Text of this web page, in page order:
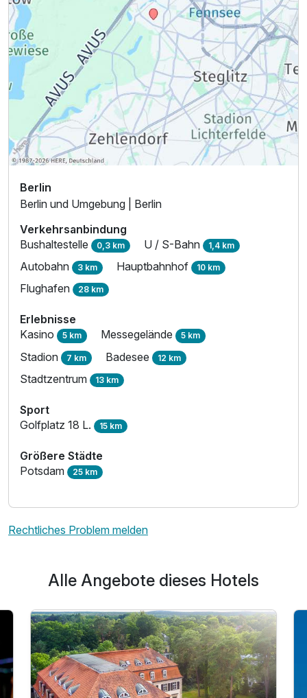
Berlin
Berlin und Umgebung | Berlin
Verkehrsanbindung
Bushaltestelle 0,3 km U / S-Bahn 1,4 km
Autobahn 3 km Hauptbahnhof 10 km
Flughafen 28 km
Erlebnisse
Kasino 5 km Messegelände 5 km
Stadion 7 km Badesee 12 km
Stadtzentrum 13 km
Sport
Golfplatz 18 L. 15 km
Größere Städte
Potsdam 25 km
Rechtliches Problem melden
Alle Angebote dieses Hotels